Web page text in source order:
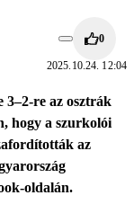
0
2025.10.24. 12:04
3–2-re az osztrák
hogy a szurkolói
az
oldalán.